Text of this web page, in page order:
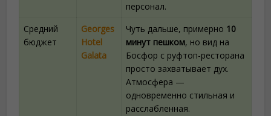
персонал.
Средний
бюджет
Georges
Hotel
Galata
Чуть дальше, примерно 10
минут пешком, но вид на
Босфор с руфтоп-ресторана
просто захватывает дух.
Атмосфера —
одновременно стильная и
расслабленная.